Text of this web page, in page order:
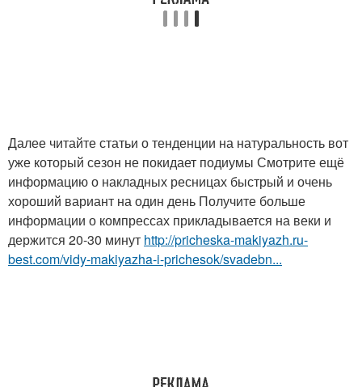
Далее читайте статьи о тенденции на натуральность вот
уже который сезон не покидает подиумы Смотрите ещё
информацию о накладных ресницах быстрый и очень
хороший вариант на один день Получите больше
информации о компрессах прикладывается на веки и
держится 20-30 минут http://pricheska-makiyazh.ru-
best.com/vidy-makiyazha-i-prichesok/svadebn...